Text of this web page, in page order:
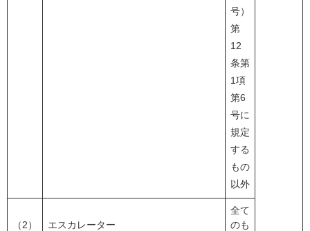
号）
第
12
条第
1項
第6
号に
規定
する
もの
以外
（2） エスカレーター
全て
のも